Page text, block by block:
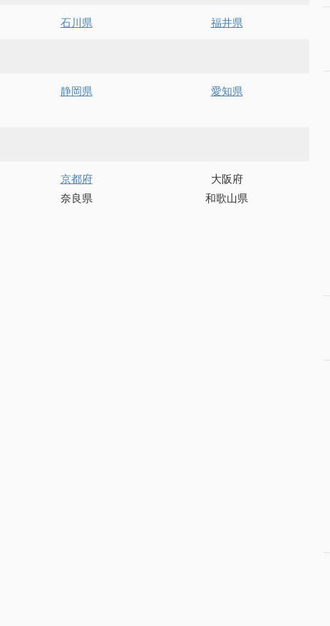
石川県 福井県
静岡県 愛知県
京都府
奈良県
大阪府
和歌山県